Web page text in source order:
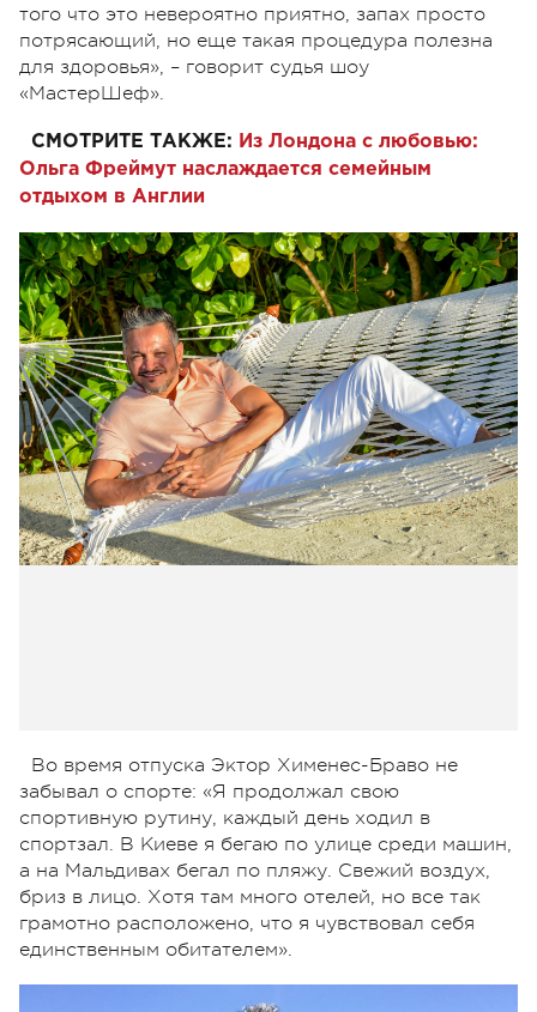
того что это невероятно приятно, запах просто
потрясающий, но еще такая процедура полезна
для здоровья», – говорит судья шоу
«МастерШеф».
СМОТРИТЕ ТАКЖЕ: Из Лондона с любовью:
Ольга Фреймут наслаждается семейным
отдыхом в Англии
Во время отпуска Эктор Хименес-Браво не
забывал о спорте: «Я продолжал свою
спортивную рутину, каждый день ходил в
спортзал. В Киеве я бегаю по улице среди машин,
а на Мальдивах бегал по пляжу. Свежий воздух,
бриз в лицо. Хотя там много отелей, но все так
грамотно расположено, что я чувствовал себя
единственным обитателем».